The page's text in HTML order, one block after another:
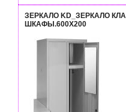
ЗЕРКАЛО KD_ЗЕРКАЛО
ШКАФЫ.600Х200